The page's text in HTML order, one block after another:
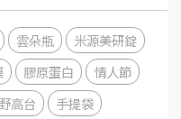
雲朵瓶
米源美研錠
膠原蛋白
情人節
高台
手提袋